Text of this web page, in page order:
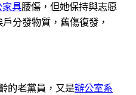
家具腰傷，但她保持與志愿
分發物質，舊傷復發，
老黨員，又是辦公室系